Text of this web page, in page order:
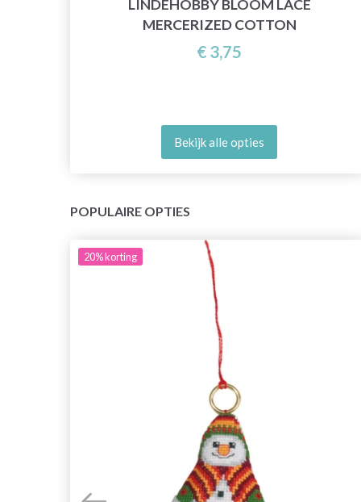
LINDEHOBBY BLOOM LACE
MERCERIZED COTTON
€ 3,75
Bekijk alle opties
POPULAIRE OPTIES
20%korting